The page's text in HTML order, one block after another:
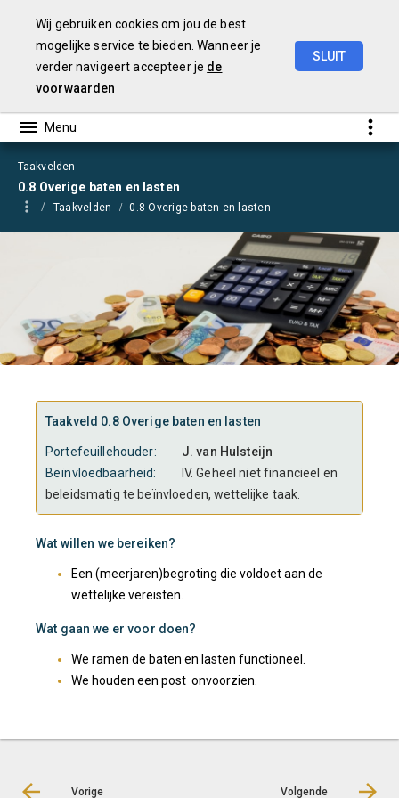
Taakvelden
0.8 Overige baten en lasten
Taakvelden 0.8 Overige baten en lasten
Taakveld 0.8 Overige baten en lasten
Portefeuillehouder:
J. van Hulsteijn
Beïnvloedbaarheid:
IV. Geheel niet financieel en
beleidsmatig te beïnvloeden, wettelijke taak.
Wat willen we bereiken?
Een (meerjaren)begroting die voldoet aan de
wettelijke vereisten.
Wat gaan we er voor doen?
We ramen de baten en lasten functioneel.
We houden een post onvoorzien.
Vorige Volgende
Wij gebruiken cookies om jou de best
mogelijke service te bieden. Wanneer je
verder navigeert accepteer je de
voorwaarden
SLUIT